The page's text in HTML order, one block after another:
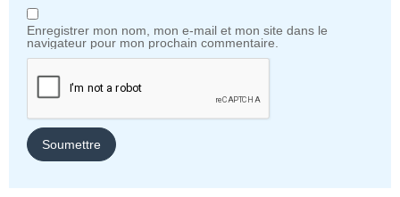
Enregistrer mon nom, mon e-mail et mon site dans le
navigateur pour mon prochain commentaire.